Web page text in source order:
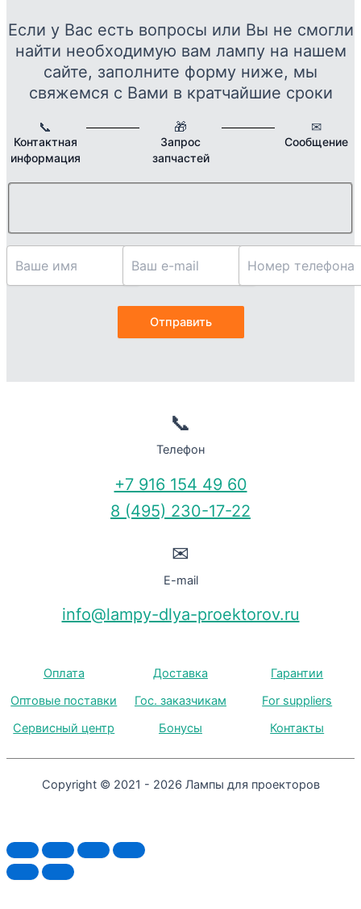
Если у Вас есть вопросы или Вы не смогли
найти необходимую вам лампу на нашем
сайте, заполните форму ниже, мы
свяжемся с Вами в кратчайшие сроки
📞
Контактная
информация
🎁
Запрос
запчастей
✉
Сообщение
📞
Телефон
+7 916 154 49 60
8 (495) 230-17-22
✉
E-mail
info@lampy-dlya-proektorov.ru
Оплата Доставка
Гарантии
Оптовые поставки
Гос. заказчикам
For suppliers
Сервисный центр
Бонусы Контакты
Copyright © 2021 - 2026 Лампы для проекторов